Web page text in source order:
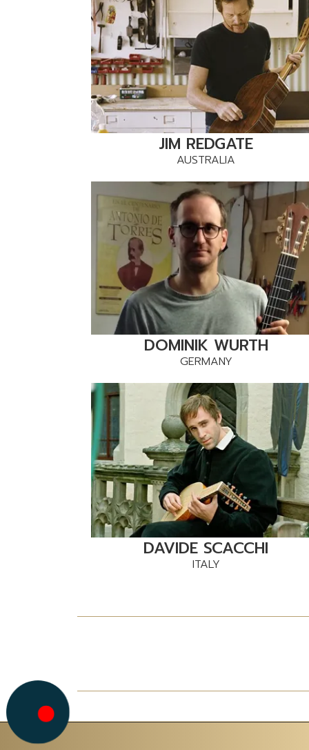
JIM REDGATE
AUSTRALIA
DOMINIK WURTH
GERMANY
DAVIDE SCACCHI
ITALY